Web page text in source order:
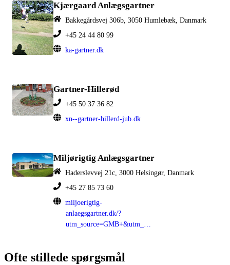
Kjærgaard Anlægsgartner
Bakkegårdsvej 306b, 3050 Humlebæk, Danmark
+45 24 44 80 99
ka-gartner.dk
Gartner-Hillerød
+45 50 37 36 82
xn--gartner-hillerd-jub.dk
Miljørigtig Anlægsgartner
Haderslevvej 21c, 3000 Helsingør, Danmark
+45 27 85 73 60
miljoerigtig-
anlaegsgartner.dk/?
utm_source=GMB+&utm_medium=organisk
Ofte stillede spørgsmål